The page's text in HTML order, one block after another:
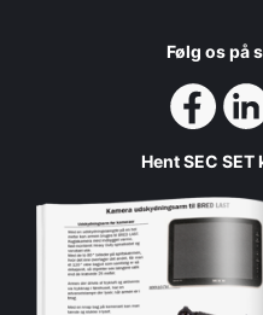
Følg os på
Hent SEC